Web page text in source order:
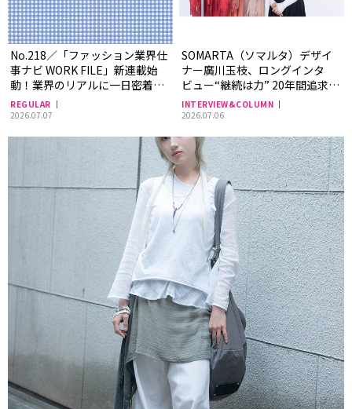
No.218／「ファッション業界仕
事ナビ WORK FILE」新連載始
動！業界のリアルに一日密着
——装苑エディターの編集日記
REGULAR
2026.07.07
SOMARTA（ソマルタ）デザイ
ナー廣川玉枝、ロングインタ
ビュー“継続は力” 20年間追求し
てきたスキン シリーズが築く芸
術文化としての衣服の価値
INTERVIEW&COLUMN
2026.07.06